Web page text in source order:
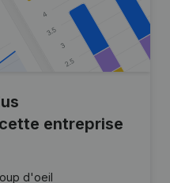
entreprise
d'oeil